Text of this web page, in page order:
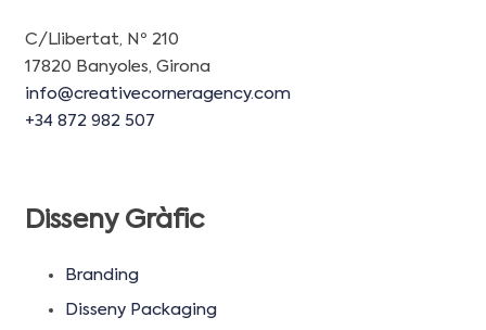
C/Llibertat, Nº 210
17820 Banyoles, Girona
info@creativecorneragency.com
+34 872 982 507
Disseny Gràfic
Branding
Disseny Packaging